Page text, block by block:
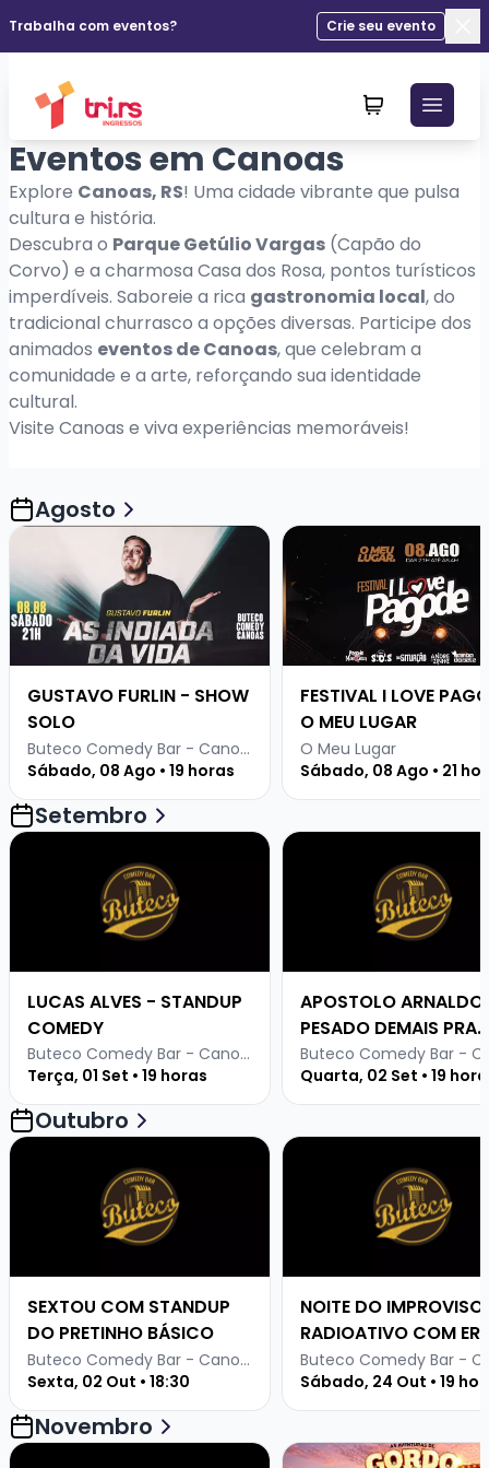
Trabalha com eventos?
Crie seu evento
Eventos em Canoas
Explore Canoas, RS! Uma cidade vibrante que pulsa
cultura e história.
Descubra o Parque Getúlio Vargas (Capão do
Corvo) e a charmosa Casa dos Rosa, pontos turísticos
imperdíveis. Saboreie a rica gastronomia local, do
tradicional churrasco a opções diversas. Participe dos
animados eventos de Canoas, que celebram a
comunidade e a arte, reforçando sua identidade
cultural.
Visite Canoas e viva experiências memoráveis!
Agosto
Veja mais sobre GUSTAVO FURLIN - SHOW SOLO
GUSTAVO FURLIN - SHOW
SOLO
Buteco Comedy Bar - Canoas
Sábado, 08 Ago • 19 horas
Veja mais sobre
FESTIVAL I LOVE
O MEU LUGAR
O Meu Lugar
Sábado, 08 Ago • 21
Setembro
Veja mais sobre LUCAS ALVES - STANDUP COMEDY
LUCAS ALVES - STANDUP
COMEDY
Buteco Comedy Bar - Canoas
Terça, 01 Set • 19 horas
Veja mais sobre
APOSTOLO
PESADO DEMAIS PRA
INTERNET
Quarta, 02 Set • 19
Outubro
Veja mais sobre SEXTOU COM STANDUP DO PRETINHO
SEXTOU COM STANDUP
DO PRETINHO BÁSICO
Buteco Comedy Bar - Canoas
Sexta, 02 Out • 18:30
Veja mais sobre NOITE
NOITE DO IMPROVISO
RADIOATIVO COM
CLEPTON E RAPHAEL
GOMES DO PRETINHO
BÁSICO
Sábado, 24 Out • 19
Novembro
Veja mais sobre SEXTOU COM STANDUP DO PRETINHO
Veja mais sobre AS